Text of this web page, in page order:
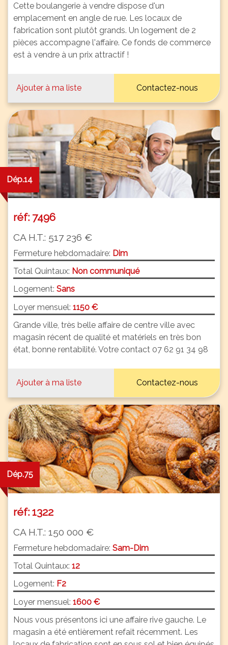
Cette boulangerie à vendre dispose d'un
emplacement en angle de rue. Les locaux de
fabrication sont plutôt grands. Un logement de 2
pièces accompagne l'affaire. Ce fonds de commerce
est à vendre à un prix attractif !
Ajouter à ma liste Contactez-nous
Dép.14
réf: 7496
CA H.T.: 517 236 €
Fermeture hebdomadaire: Dim
Total Quintaux: Non communiqué
Logement: Sans
Loyer mensuel: 1150 €
Grande ville, très belle affaire de centre ville avec
magasin récent de qualité et matériels en très bon
état, bonne rentabilité. Votre contact 07 62 91 34 98
Ajouter à ma liste Contactez-nous
Dép.75
réf: 1322
CA H.T.: 150 000 €
Fermeture hebdomadaire: Sam-Dim
Total Quintaux: 12
Logement: F2
Loyer mensuel: 1600 €
Nous vous présentons ici une affaire rive gauche. Le
magasin a été entièrement refait récemment. Les